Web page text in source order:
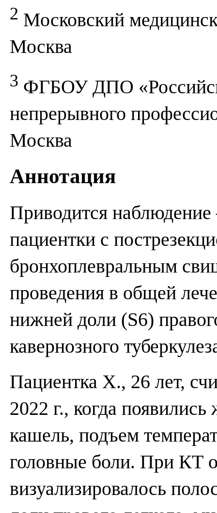
2 Московский
Москва
3 ФГБОУ ДПО
непрерывного
Москва
Аннотация
Приводится наблюдение
пациентки с
бронхоплевральным
проведения в общей
нижней доли (S6)
кавернозного
Пациентка Х., 26 лет,
2022 г., когда
кашель, подъем
головные боли. При КТ
визуализировалось